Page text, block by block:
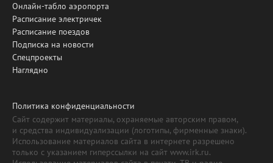
Онлайн-табло аэропорта
Расписание электричек
Расписание поездов
Подписка на новости
Спецпроекты
Наглядно
Политика конфиденциальности
Сайт содержит материалы, охраняемые авторским правом,
и средства индивидуализации (логотипы, фирменные знаки).
Использование материалов сайта в интернете разрешено
только с указанием гиперссылки на сайт www.irk.ru.